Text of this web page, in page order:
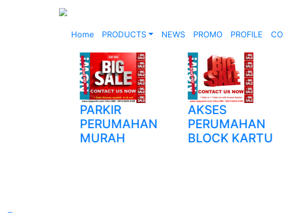
Home PRODUCTS NEWS PROMO PROFILE
PARKIR
PERUMAHAN
MURAH
AKSES
PERUMAHAN
BLOCK KARTU